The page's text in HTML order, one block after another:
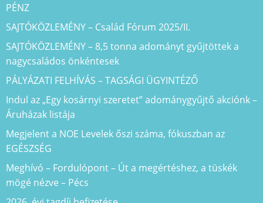
PÉNZ
SAJTÓKÖZLEMÉNY – Család Fórum 2025/II.
SAJTÓKÖZLEMÉNY – 8,5 tonna adományt gyűjtöttek a
nagycsaládos önkéntesek
PÁLYÁZATI FELHÍVÁS – TAGSÁGI ÜGYINTÉZŐ
Indul az „Egy kosárnyi szeretet” adománygyűjtő akciónk –
Áruházak listája
Megjelent a NOE Levelek őszi száma, fókuszban az
EGÉSZSÉG
Meghívó – Fordulópont – Út a megértéshez, a tüskék
mögé nézve – Pécs